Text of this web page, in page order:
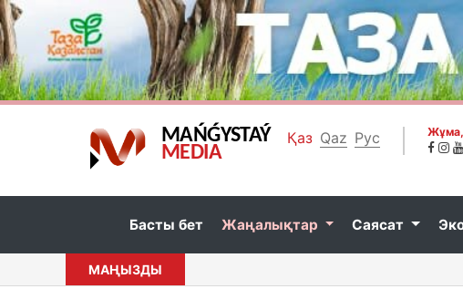
MAŃǴYSTAÝ
MEDIA
Қаз Qaz Рус Жұма,
Басты бет Жаңалықтар Саясат
МАҢЫЗДЫ